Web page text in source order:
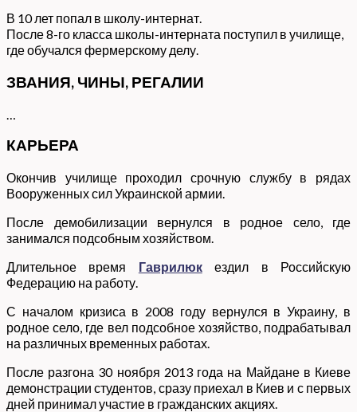
В 10 лет попал в школу-интернат.
После 8-го класса школы-интерната поступил в училище,
где обучался фермерскому делу.
ЗВАНИЯ, ЧИНЫ, РЕГАЛИИ
КАРЬЕРА
Окончив училище проходил срочную службу в рядах
Вооруженных сил Украинской армии.
После демобилизации вернулся в родное село, где
занимался подсобным хозяйством.
Длительное время Гаврилюкездил в Российскую
Федерацию на работу.
С началом кризиса в 2008 году вернулся в Украину, в
родное село, где вел подсобное хозяйство, подрабатывал
на различных временных работах.
После разгона 30 ноября 2013 года на Майдане в Киеве
демонстрации студентов, сразу приехал в Киев и с первых
дней принимал участие в гражданских акциях.